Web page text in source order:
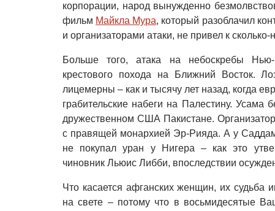
корпорации, народ вынужденно
фильм Майкла Мура, который разоблачил
и организаторами атаки, не привел к
Больше того, атака на небоскребы
крестового похода на Ближний Восток.
лицемерны – как и тысячу лет назад, когда
грабительские набеги на Палестину.
дружественном США Пакистане.
с правящей монархией Эр-Рияда. А у
не покупал уран у Нигера – как это
чиновник Льюис Либби, впоследствии
Что касается афганских женщин, их судьба
на свете – потому что в восьмидесятые